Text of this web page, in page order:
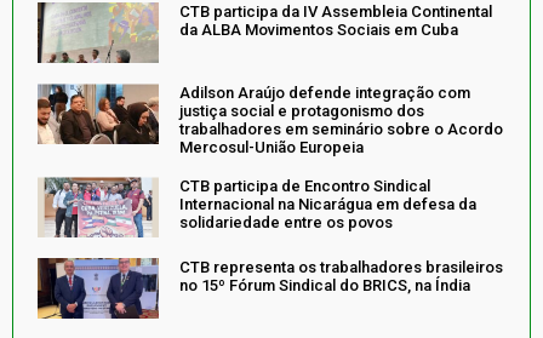
CTB participa da IV Assembleia Continental
da ALBA Movimentos Sociais em Cuba
Adilson Araújo defende integração com
justiça social e protagonismo dos
trabalhadores em seminário sobre o Acordo
Mercosul-União Europeia
CTB participa de Encontro Sindical
Internacional na Nicarágua em defesa da
solidariedade entre os povos
CTB representa os trabalhadores brasileiros
no 15º Fórum Sindical do BRICS, na Índia